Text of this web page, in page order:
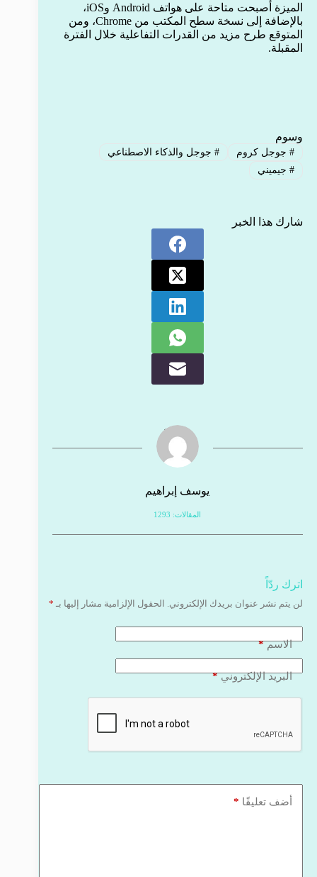
الميزة أصبحت متاحة على هواتف Android وiOS،
بالإضافة إلى نسخة سطح المكتب من Chrome، ومن
المتوقع طرح مزيد من القدرات التفاعلية خلال الفترة
المقبلة.
وسوم
#جوجل كروم #جوجل والذكاء الاصطناعي
#جيميني
شارك هذا الخبر
يوسف إبراهيم
المقالات: 1293
اترك ردّاً
لن يتم نشر عنوان بريدك الإلكتروني. الحقول الإلزامية مشار إليها بـ *
الاسم*
البريد الإلكتروني*
أضف تعليقًا *